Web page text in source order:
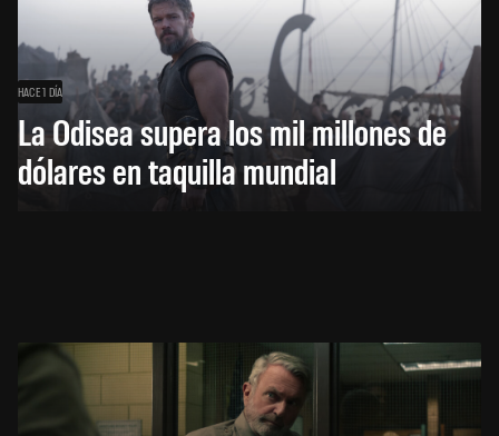
HACE 1 DÍA
La Odisea supera los mil millones de
dólares en taquilla mundial